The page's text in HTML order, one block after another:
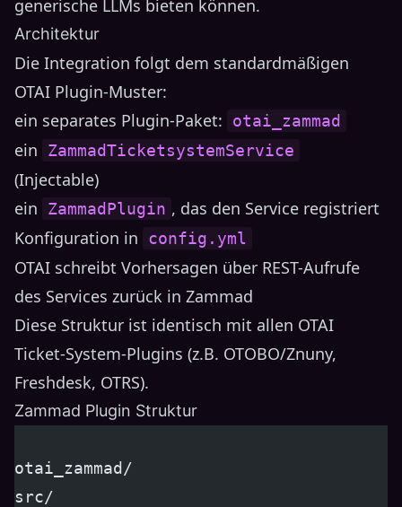
generische LLMs bieten können.
Architektur
Die Integration folgt dem standardmäßigen
OTAI Plugin-Muster:
ein separates Plugin-Paket:
otai_zammad
ein ZammadTicketsystemService
(Injectable)
ein
ZammadPlugin , das den Service registriert
Konfiguration in
config.yml
OTAI schreibt Vorhersagen über REST-Aufrufe
des Services zurück in Zammad
Diese Struktur ist identisch mit allen OTAI
Ticket-System-Plugins (z.B. OTOBO/Znuny,
Freshdesk, OTRS).
Zammad Plugin Struktur
otai_zammad/
src/